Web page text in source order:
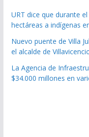
URT dice que durante
hectáreas a indígenas
Nuevo puente de Villa
el alcalde de
La Agencia de
$34.000 millones en